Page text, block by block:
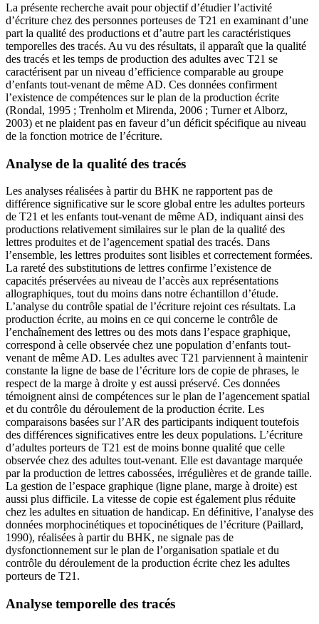
La présente recherche avait pour objectif d’étudier l’activité
d’écriture chez des personnes porteuses de T21 en examinant d’une
part la qualité des productions et d’autre part les caractéristiques
temporelles des tracés. Au vu des résultats, il apparaît que la qualité
des tracés et les temps de production des adultes avec T21 se
caractérisent par un niveau d’efficience comparable au groupe
d’enfants tout-venant de même AD. Ces données confirment
l’existence de compétences sur le plan de la production écrite
(Rondal, 1995 ; Trenholm et Mirenda, 2006 ; Turner et Alborz,
2003) et ne plaident pas en faveur d’un déficit spécifique au niveau
de la fonction motrice de l’écriture.
Analyse de la qualité des tracés
Les analyses réalisées à partir du BHK ne rapportent pas de
différence significative sur le score global entre les adultes porteurs
de T21 et les enfants tout-venant de même AD, indiquant ainsi des
productions relativement similaires sur le plan de la qualité des
lettres produites et de l’agencement spatial des tracés. Dans
l’ensemble, les lettres produites sont lisibles et correctement formées.
La rareté des substitutions de lettres confirme l’existence de
capacités préservées au niveau de l’accès aux représentations
allographiques, tout du moins dans notre échantillon d’étude.
L’analyse du contrôle spatial de l’écriture rejoint ces résultats. La
production écrite, au moins en ce qui concerne le contrôle de
l’enchaînement des lettres ou des mots dans l’espace graphique,
correspond à celle observée chez une population d’enfants tout-
venant de même AD. Les adultes avec T21 parviennent à maintenir
constante la ligne de base de l’écriture lors de copie de phrases, le
respect de la marge à droite y est aussi préservé. Ces données
témoignent ainsi de compétences sur le plan de l’agencement spatial
et du contrôle du déroulement de la production écrite. Les
comparaisons basées sur l’AR des participants indiquent toutefois
des différences significatives entre les deux populations. L’écriture
d’adultes porteurs de T21 est de moins bonne qualité que celle
observée chez des adultes tout-venant. Elle est davantage marquée
par la production de lettres cabossées, irrégulières et de grande taille.
La gestion de l’espace graphique (ligne plane, marge à droite) est
aussi plus difficile. La vitesse de copie est également plus réduite
chez les adultes en situation de handicap. En définitive, l’analyse des
données morphocinétiques et topocinétiques de l’écriture (Paillard,
1990), réalisées à partir du BHK, ne signale pas de
dysfonctionnement sur le plan de l’organisation spatiale et du
contrôle du déroulement de la production écrite chez les adultes
porteurs de T21.
Analyse temporelle des tracés